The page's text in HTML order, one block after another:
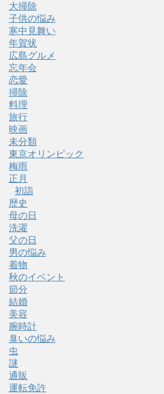
大掃除
子供の悩み
寒中見舞い
年賀状
広島グルメ
忘年会
恋愛
掃除
料理
旅行
映画
未分類
東京オリンピック
梅雨
正月
初詣
歴史
母の日
洗濯
父の日
男の悩み
着物
秋のイベント
節分
結婚
美容
腕時計
臭いの悩み
虫
謎
通販
運転免許